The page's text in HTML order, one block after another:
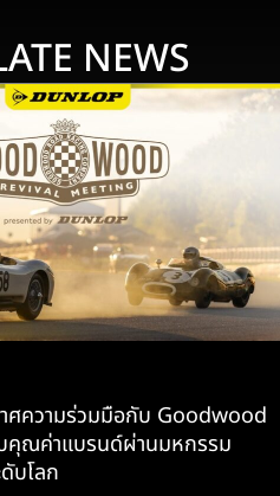
NEWS
ศความร่วมมือกับ Goodwood
คุณค่าแบรนด์ผ่านมหกรรม
บโลก